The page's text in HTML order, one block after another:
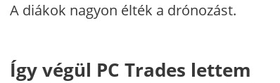
A diákok nagyon élték a drónozást.
Így végül PC Trades lettem